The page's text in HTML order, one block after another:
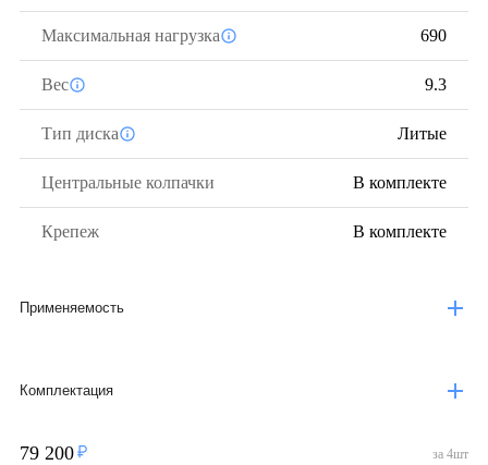
Максимальная нагрузка 690
Вес 9.3
Тип диска Литые
Центральные колпачки В комплекте
Крепеж В комплекте
Применяемость
Комплектация
79 200 за 4шт